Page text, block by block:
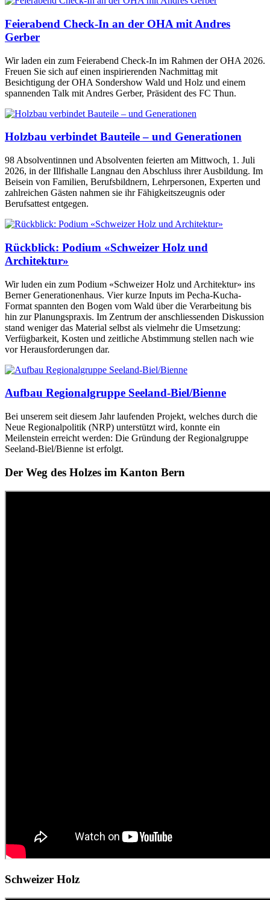
Feierabend Check-In an der OHA mit Andres
Gerber
Wir laden ein zum Feierabend Check-In im Rahmen der OHA 2026.
Freuen Sie sich auf einen inspirierenden Nachmittag mit
Besichtigung der OHA Sondershow Wald und Holz und einem
spannenden Talk mit Andres Gerber, Präsident des FC Thun.
Holzbau verbindet Bauteile – und Generationen
98 Absolventinnen und Absolventen feierten am Mittwoch, 1. Juli
2026, in der Illfishalle Langnau den Abschluss ihrer Ausbildung. Im
Beisein von Familien, Berufsbildnern, Lehrpersonen, Experten und
zahlreichen Gästen nahmen sie ihr Fähigkeitszeugnis oder
Berufsattest entgegen.
Rückblick: Podium «Schweizer Holz und
Architektur»
Wir luden ein zum Podium «Schweizer Holz und Architektur» ins
Berner Generationenhaus. Vier kurze Inputs im Pecha-Kucha-
Format spannten den Bogen vom Wald über die Verarbeitung bis
hin zur Planungspraxis. Im Zentrum der anschliessenden Diskussion
stand weniger das Material selbst als vielmehr die Umsetzung:
Verfügbarkeit, Kosten und zeitliche Abstimmung stellen nach wie
vor Herausforderungen dar.
Aufbau Regionalgruppe Seeland-Biel/Bienne
Bei unserem seit diesem Jahr laufenden Projekt, welches durch die
Neue Regionalpolitik (NRP) unterstützt wird, konnte ein
Meilenstein erreicht werden: Die Gründung der Regionalgruppe
Seeland-Biel/Bienne ist erfolgt.
Der Weg des Holzes im Kanton Bern
Schweizer Holz